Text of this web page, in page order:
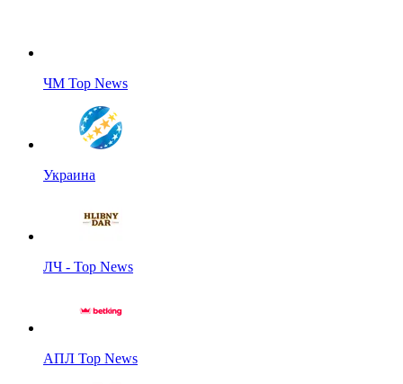
ЧМ Top News
Украина
ЛЧ - Top News
АПЛ Top News